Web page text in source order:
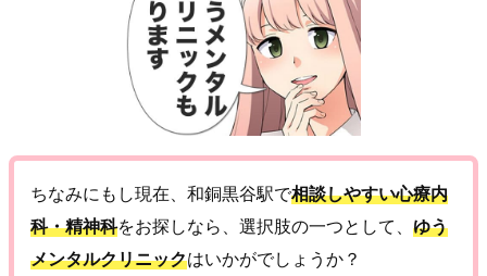
ちなみにもし現在、和銅黒谷駅で相談しやすい心療内
科・精神科をお探しなら、選択肢の一つとして、 ゆう
メンタルクリニックはいかがでしょうか？